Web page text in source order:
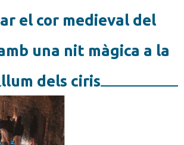
el cor medieval del
una nit màgica a la
llum dels ciris